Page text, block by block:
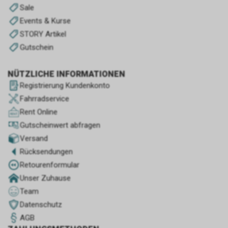
Sale
Events & Kurse
STORY Artikel
Gutschein
NÜTZLICHE INFORMATIONEN
Registrierung Kundenkonto
Fahrradservice
Rent Online
Gutscheinwert abfragen
Versand
Rücksendungen
Retourenformular
Unser Zuhause
Team
Datenschutz
AGB